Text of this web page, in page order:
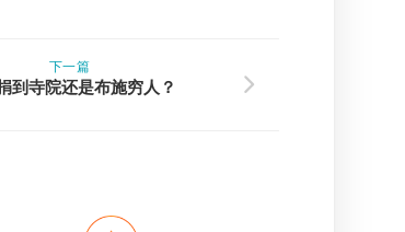
下一篇
到寺院还是布施穷人？